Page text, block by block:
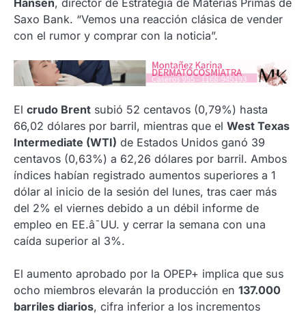
Saxo Bank. “Vemos una reacción clásica de vender
con el rumor y comprar con la noticia”.
El crudo Brent subió 52 centavos (0,79%) hasta
66,02 dólares por barril, mientras que el West Texas
Intermediate (WTI) de Estados Unidos ganó 39
centavos (0,63%) a 62,26 dólares por barril. Ambos
índices habían registrado aumentos superiores a 1
dólar al inicio de la sesión del lunes, tras caer más
del 2% el viernes debido a un débil informe de
empleo en EE.â¯UU. y cerrar la semana con una
caída superior al 3%.
El aumento aprobado por la OPEP+ implica que sus
ocho miembros elevarán la producción en 137.000
barriles diarios, cifra inferior a los incrementos